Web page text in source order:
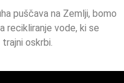
puščava na Zemlji, bomo
recikliranje vode, ki se
oskrbi.